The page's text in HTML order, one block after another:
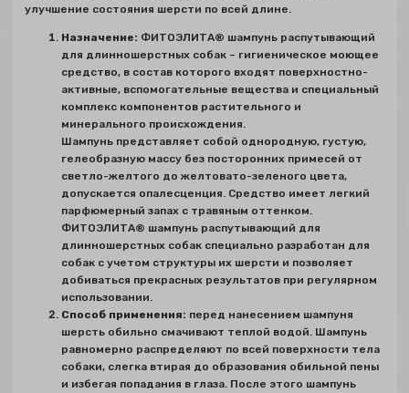
улучшение состояния шерсти по всей длине.
Назначение: ФИТОЭЛИТА® шампунь распутывающий
для длинношерстных собак – гигиеническое моющее
средство, в состав которого входят поверхностно-
активные, вспомогательные вещества и специальный
комплекс компонентов растительного и
минерального происхождения.
Шампунь представляет собой однородную, густую,
гелеобразную массу без посторонних примесей от
светло-желтого до желтовато-зеленого цвета,
допускается опалесценция. Средство имеет легкий
парфюмерный запах с травяным оттенком.
ФИТОЭЛИТА® шампунь распутывающий для
длинношерстных собак специально разработан для
собак с учетом структуры их шерсти и позволяет
добиваться прекрасных результатов при регулярном
использовании.
Способ применения: перед нанесением шампуня
шерсть обильно смачивают теплой водой. Шампунь
равномерно распределяют по всей поверхности тела
собаки, слегка втирая до образования обильной пены
и избегая попадания в глаза. После этого шампунь